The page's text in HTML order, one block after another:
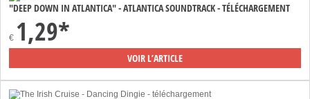
"DEEP DOWN IN ATLANTICA" - ATLANTICA SOUNDTRACK - TÉLÉCHARGEMENT
€ 1,29*
VOIR L’ARTICLE